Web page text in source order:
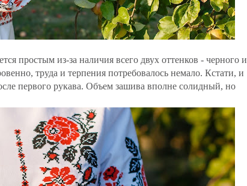
простым из-за наличия всего двух оттенков - черного и
труда и терпения потребовалось немало. Кстати, и
первого рукава. Объем зашива вполне солидный, но